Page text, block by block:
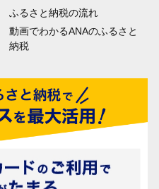
ふるさと納税の流れ
動画でわかるANAのふるさと
納税